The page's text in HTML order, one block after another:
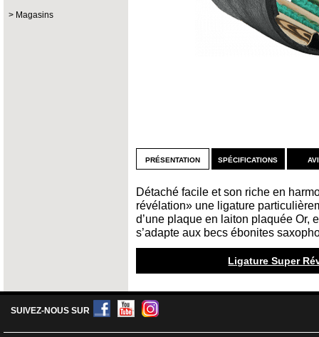
Magasins
présentation
Détaché facile et son riche en
révélation» une ligature
d’une plaque en laiton plaquée Or,
s’adapte aux becs ébonites
spécifications
Ligature Super
SUIVEZ-NOUS SUR